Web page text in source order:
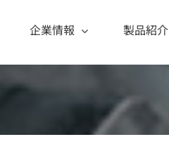
企業情報 製品紹介